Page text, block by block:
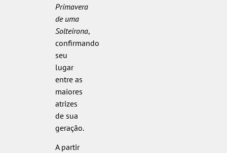
Primavera
de uma
Solteirona,
confirmando
seu
lugar
entre as
maiores
atrizes
de sua
geração.
A partir